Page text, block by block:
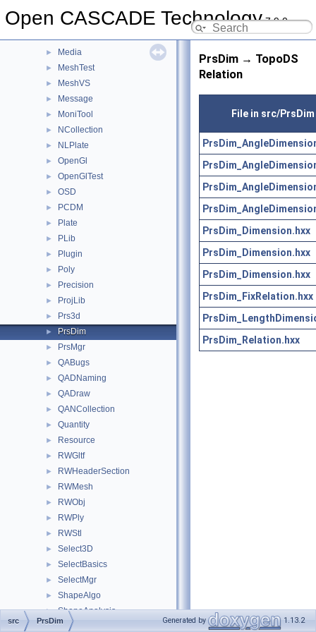
Open CASCADE Technology7.9.0
MAT2d
► Media
► MeshTest
► MeshVS
► Message
► MoniTool
► NCollection
► NLPlate
► OpenGl
► OpenGlTest
► OSD
► PCDM
► Plate
► PLib
► Plugin
► Poly
► Precision
► ProjLib
► Prs3d
► PrsDim
► PrsMgr
► QABugs
► QADNaming
► QADraw
► QANCollection
► Quantity
► Resource
► RWGltf
► RWHeaderSection
► RWMesh
► RWObj
► RWPly
► RWStl
► Select3D
► SelectBasics
► SelectMgr
► ShapeAlgo
► ShapeAnalysis
► ShapeBuild
PrsDim → TopoDS
Relation
File in src/PrsDim
PrsDim_Dimension.hxx
PrsDim_Dimension.hxx
PrsDim_Dimension.hxx
PrsDim_FixRelation.hxx
PrsDim_Relation.hxx
src PrsDim Generated by 1.13.2